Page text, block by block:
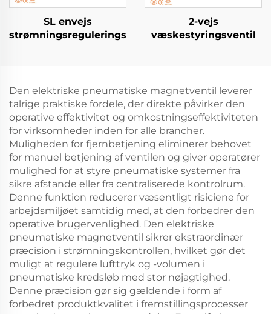
SL envejs
strømningsreguleringsventiler
2-vejs
væskestyringsventil
Den elektriske pneumatiske magnetventil leverer
talrige praktiske fordele, der direkte påvirker den
operative effektivitet og omkostningseffektiviteten
for virksomheder inden for alle brancher.
Muligheden for fjernbetjening eliminerer behovet
for manuel betjening af ventilen og giver operatører
mulighed for at styre pneumatiske systemer fra
sikre afstande eller fra centraliserede kontrolrum.
Denne funktion reducerer væsentligt risiciene for
arbejdsmiljøet samtidig med, at den forbedrer den
operative brugervenlighed. Den elektriske
pneumatiske magnetventil sikrer ekstraordinær
præcision i strømningskontrollen, hvilket gør det
muligt at regulere lufttryk og -volumen i
pneumatiske kredsløb med stor nøjagtighed.
Denne præcision gør sig gældende i form af
forbedret produktkvalitet i fremstillingsprocesser